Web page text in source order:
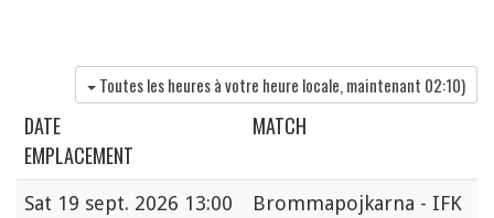
Toutes les heures à votre heure locale, maintenant 02:10)
DATE
MATCH
EMPLACEMENT
Sat 19 sept. 2026 13:00
Brommapojkarna - IFK